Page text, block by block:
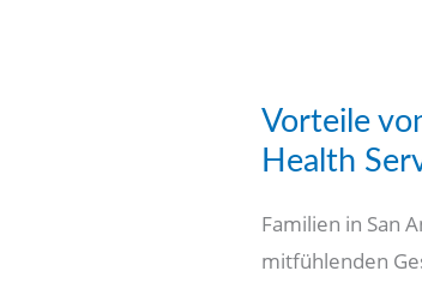
Vorteile
Health
Familien in San
mitfühlenden
Vorteile
von
San
Antonio
Services